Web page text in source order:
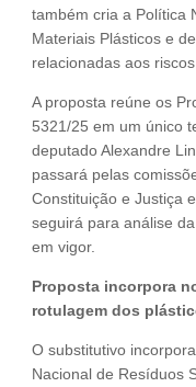
também cria a Política
Materiais Plásticos e
relacionadas aos
A proposta reúne os
5321/25 em um único
deputado Alexandre
passará pelas
Constituição e Justiça
seguirá para análise
em vigor.
Proposta incorpora
rotulagem dos
O substitutivo
Nacional de Resíduos